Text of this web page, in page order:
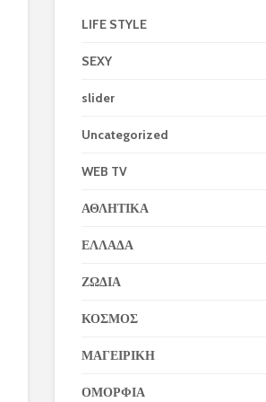
LIFE STYLE
SEXY
slider
Uncategorized
WEB TV
ΑΘΛΗΤΙΚΑ
ΕΛΛΑΔΑ
ΖΩΔΙΑ
ΚΟΣΜΟΣ
ΜΑΓΕΙΡΙΚΗ
ΟΜΟΡΦΙΑ